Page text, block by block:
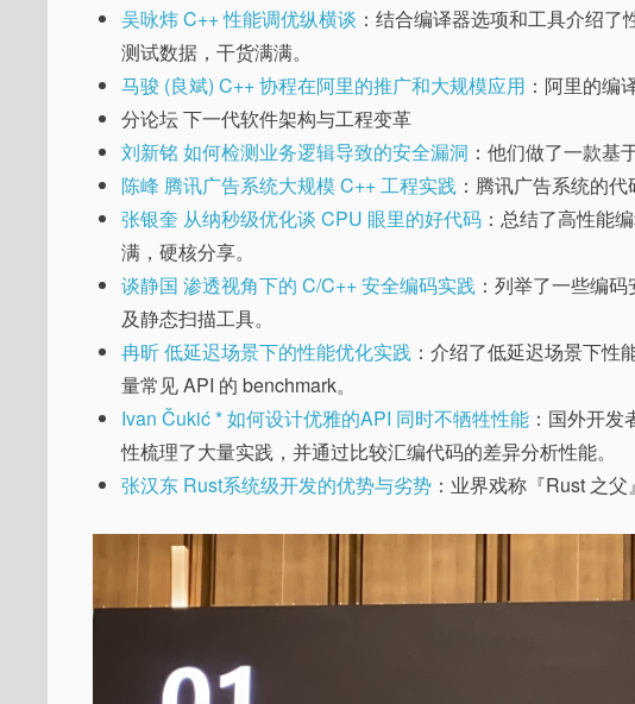
吴咏炜 C++ 性能调优纵横谈 ：结合编译器选项和工具介绍
测试数据，干货满满。
马骏 (良斌) C++ 协程在阿里的推广和大规模应用 ：阿里的编
分论坛 下一代软件架构与工程变革
刘新铭 如何检测业务逻辑导致的安全漏洞 ：他们做了一款基
陈峰 腾讯广告系统大规模 C++ 工程实践 ：腾讯广告系统的
张银奎 从纳秒级优化谈 CPU 眼里的好代码 ：总结了高性能
满，硬核分享。
谈静国 渗透视角下的 C/C++ 安全编码实践 ：列举了一些编
及静态扫描工具。
冉昕 低延迟场景下的性能优化实践 ：介绍了低延迟场景下
量常见 API 的 benchmark。
Ivan Čukić * 如何设计优雅的API 同时不牺牲性能 ：国外开
性梳理了大量实践，并通过比较汇编代码的差异分析性能。
张汉东 Rust系统级开发的优势与劣势 ：业界戏称『Rust 之